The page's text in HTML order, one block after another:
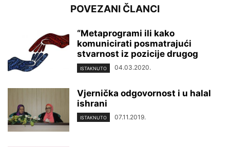
POVEZANI ČLANCI
“Metaprogrami ili kako
komunicirati posmatrajući
stvarnost iz pozicije drugog
ISTAKNUTO 04.03.2020.
Vjernička odgovornost i u halal
ishrani
ISTAKNUTO 07.11.2019.